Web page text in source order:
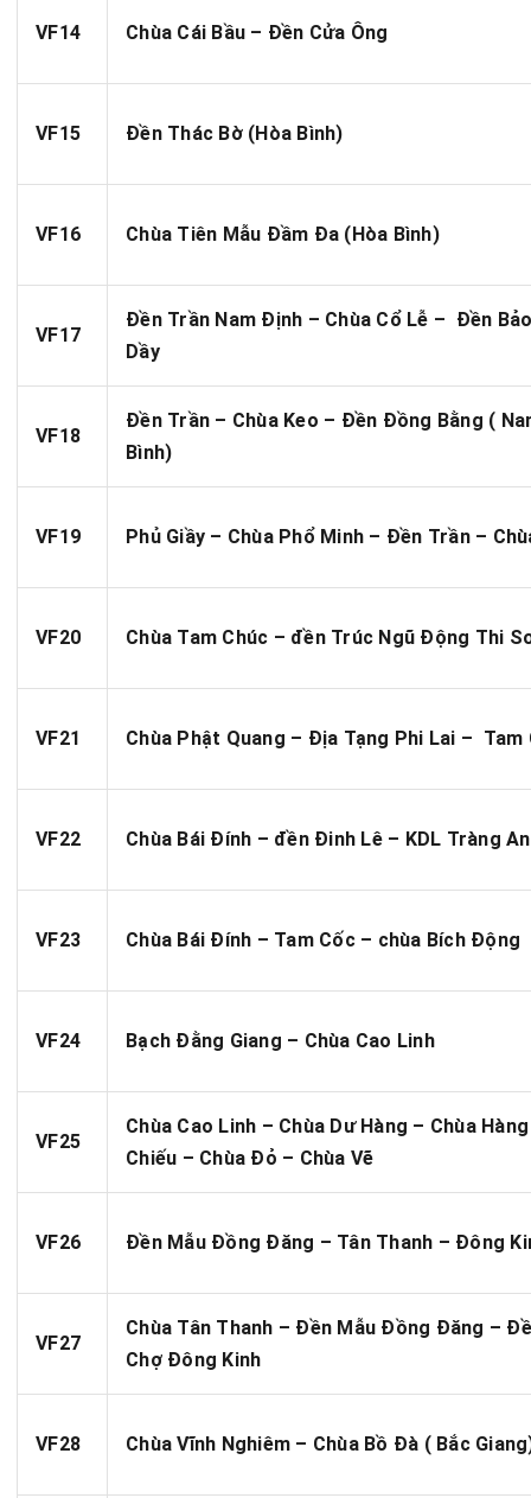
VF14 Chùa Cái Bầu – Đền Cửa Ông
VF15 Đền Thác Bờ (Hòa Bình)
VF16 Chùa Tiên Mẫu Đầm Đa (Hòa Bình)
VF17
Đền Trần Nam Định – Chùa Cổ Lễ – Đền
Dầy
VF18
Đền Trần – Chùa Keo – Đền Đồng Bằng (
Bình)
VF19 Phủ Giầy – Chùa Phổ Minh – Đền Trần –
VF20 Chùa Tam Chúc – đền Trúc Ngũ Động Thi
VF21 Chùa Phật Quang – Địa Tạng Phi Lai – Tam
VF22 Chùa Bái Đính – đền Đinh Lê – KDL Tràng An
VF23 Chùa Bái Đính – Tam Cốc – chùa Bích Động
VF24 Bạch Đằng Giang – Chùa Cao Linh
VF25
Chùa Cao Linh – Chùa Dư Hàng – Chùa
Chiếu – Chùa Đỏ – Chùa Vẽ
VF26 Đền Mẫu Đồng Đăng – Tân Thanh – Đông
VF27
Chùa Tân Thanh – Đền Mẫu Đồng Đăng –
Chợ Đông Kinh
VF28 Chùa Vĩnh Nghiêm – Chùa Bồ Đà ( Bắc